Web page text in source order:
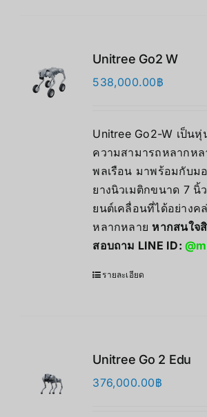
Unitree Go2 W
538,000.00฿
Unitree Go2-W เป็น
ความสามารถหลากหล
พลเรือน มาพร้อมกับม
ยางนิวเมติกขนาด 7 นิ้
ยนต์เคลื่อนที่ได้อย่างค
หลากหลาย หากสนใจ
สอบถาม LINE ID:
รายละเอียด
Unitree Go 2 Edu
376,000.00฿